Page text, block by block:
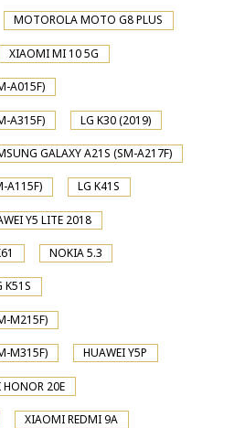
MOTOROLA MOTO G8 PLUS
XIAOMI MI 10 5G
A015F)
A315F) LG K30 (2019)
GALAXY A21S (SM-A217F)
A115F) LG K41S
Y5 LITE 2018
NOKIA 5.3
K51S
M215F)
M315F) HUAWEI Y5P
HONOR 20E
XIAOMI REDMI 9A